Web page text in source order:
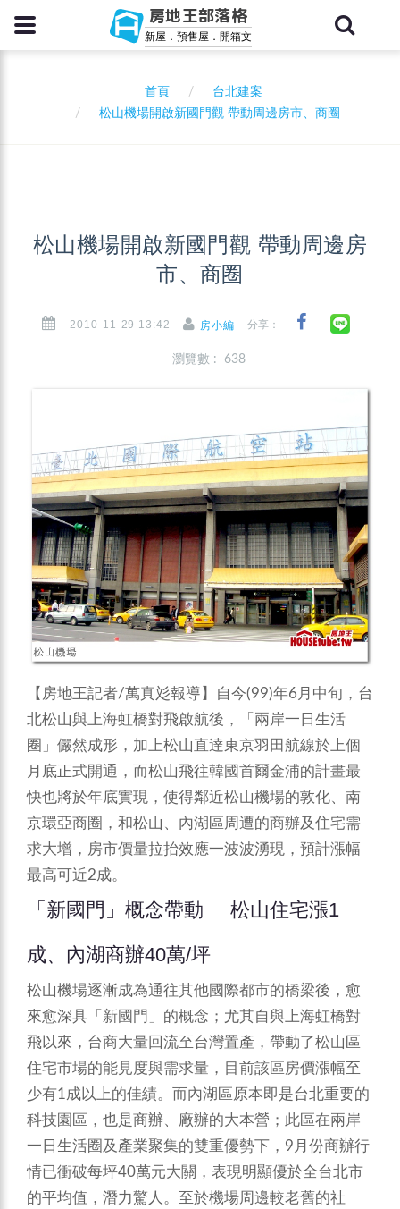
房地王部落格
新屋．預售屋．開箱文
首頁
台北建案
松山機場開啟新國門觀 帶動周邊房市、商圈
松山機場開啟新國門觀 帶動周邊房
市、商圈
2010-11-29 13:42 房小編 分享：
瀏覽數 : 638
【房地王記者/萬真彣報導】自今(99)年6月中旬，台
北松山與上海虹橋對飛啟航後，「兩岸一日生活
圈」儼然成形，加上松山直達東京羽田航線於上個
月底正式開通，而松山飛往韓國首爾金浦的計畫最
快也將於年底實現，使得鄰近松山機場的敦化、南
京環亞商圈，和松山、內湖區周遭的商辦及住宅需
求大增，房市價量拉抬效應一波波湧現，預計漲幅
最高可近2成。
「新國門」概念帶動 松山住宅漲1
成、內湖商辦40萬/坪
松山機場逐漸成為通往其他國際都市的橋梁後，愈
來愈深具「新國門」的概念；尤其自與上海虹橋對
飛以來，台商大量回流至台灣置產，帶動了松山區
住宅市場的能見度與需求量，目前該區房價漲幅至
少有1成以上的佳績。而內湖區原本即是台北重要的
科技園區，也是商辦、廠辦的大本營；此區在兩岸
一日生活圈及產業聚集的雙重優勢下，9月份商辦行
情已衝破每坪40萬元大關，表現明顯優於全台北市
的平均值，潛力驚人。至於機場周邊較老舊的社